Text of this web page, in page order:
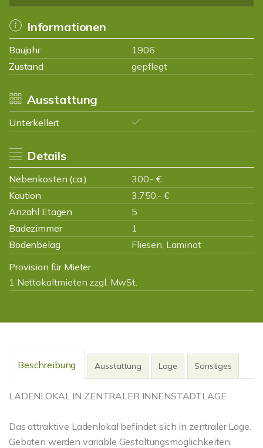
Informationen
Baujahr
1906
Zustand
gepflegt
Ausstattung
Unterkellert
Details
Nebenkosten (ca.)
300,- €
Kaution
3.750,- €
Anzahl Etagen
5
Badezimmer
1
Bodenbelag
Fliesen, Laminat
Provision für Mieter
1 Nettokaltmieten zzgl. MwSt.
Beschreibung Ausstattung Lage Sonstiges
LADENLOKAL IN ZENTRALER INNENSTADTLAGE
Das attraktive Ladenlokal befindet sich in zentraler Lage.
Geboten werden variable Gestaltungsmöglichkeiten,